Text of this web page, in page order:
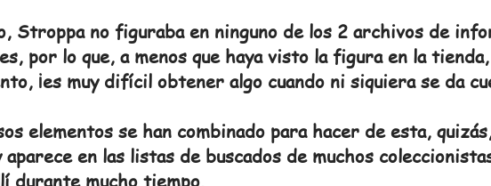
Stroppa no figuraba en ninguno de los 2 archivos de
por lo que, a menos que haya visto la figura en la
¡es muy difícil obtener algo cuando ni siquiera se da
elementos se han combinado para hacer de esta,
en las listas de buscados de muchos
durante mucho tiempo.